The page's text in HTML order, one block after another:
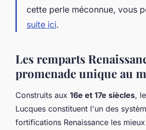
cette perle méconnue, vous
suite ici.
Les remparts
promenade unique au
Construits aux 16e et 17e siècles,
Lucques constituent l'un des
fortifications Renaissance les